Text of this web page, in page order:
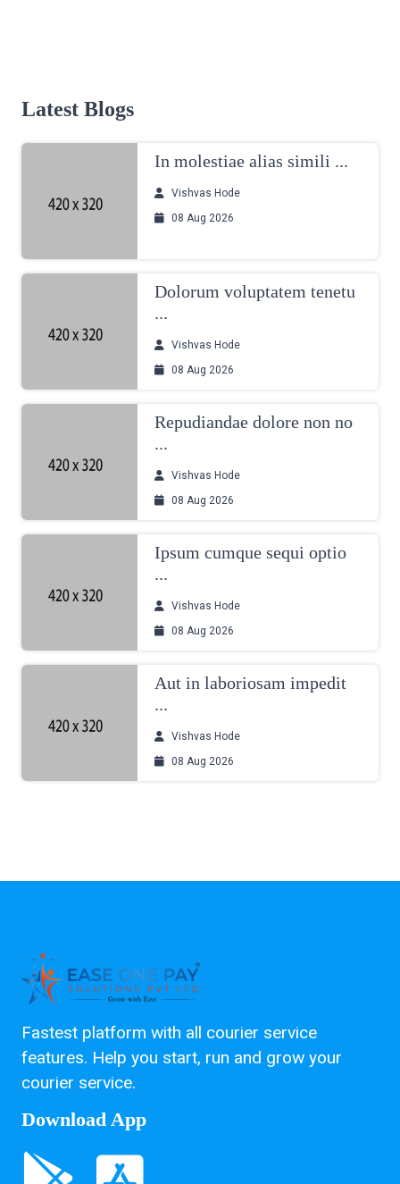
Latest Blogs
In molestiae alias simili ...
Vishvas Hode
08 Aug 2026
Dolorum voluptatem tenetu
...
Vishvas Hode
08 Aug 2026
Repudiandae dolore non no
...
Vishvas Hode
08 Aug 2026
Ipsum cumque sequi optio
...
Vishvas Hode
08 Aug 2026
Aut in laboriosam impedit
...
Vishvas Hode
08 Aug 2026
Fastest platform with all courier service
features. Help you start, run and grow your
courier service.
Download App